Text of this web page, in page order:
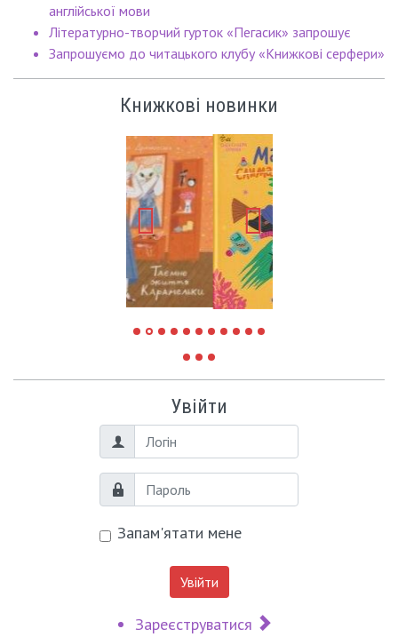
англійської мови
Літературно-творчий гурток «Пегасик» запрошує
Запрошуємо до читацького клубу «Книжкові серфери»
Книжкові новинки
Увійти
Логін
Пароль
Запам'ятати мене
Увійти
Зареєструватися